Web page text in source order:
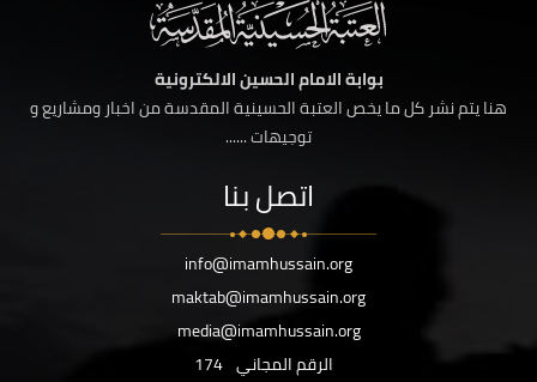
بوابة الامام الحسين الالكترونية
هنا يتم نشر كل ما يخص العتبة الحسينية المقدسة من اخبار ومشاريع و
توجيهات ......
اتصل بنا
info@imamhussain.org
maktab@imamhussain.org
media@imamhussain.org
الرقم المجاني 174